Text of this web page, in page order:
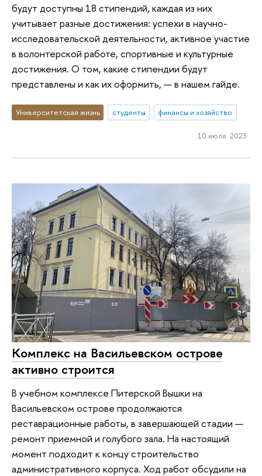
будут доступны 18 стипендий, каждая из них
учитывает разные достижения: успехи в научно-
исследовательской деятельности, активное участие
в волонтерской работе, спортивные и культурные
достижения. О том, какие стипендии будут
представлены и как их оформить, — в нашем гайде.
Университетская жизнь студенты финансы и хозяйство
10 июля 2023
Комплекс на Васильевском острове
активно строится
В учебном комплексе Питерской Вышки на
Васильевском острове продолжаются
реставрационные работы, в завершающей стадии —
ремонт приемной и голубого зала. На настоящий
момент подходит к концу строительство
административного корпуса. Ход работ обсудили на